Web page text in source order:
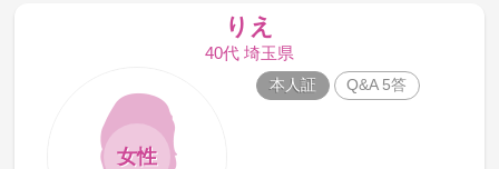
りえ
40代 埼玉県
女性
本人証 Q&A 5答